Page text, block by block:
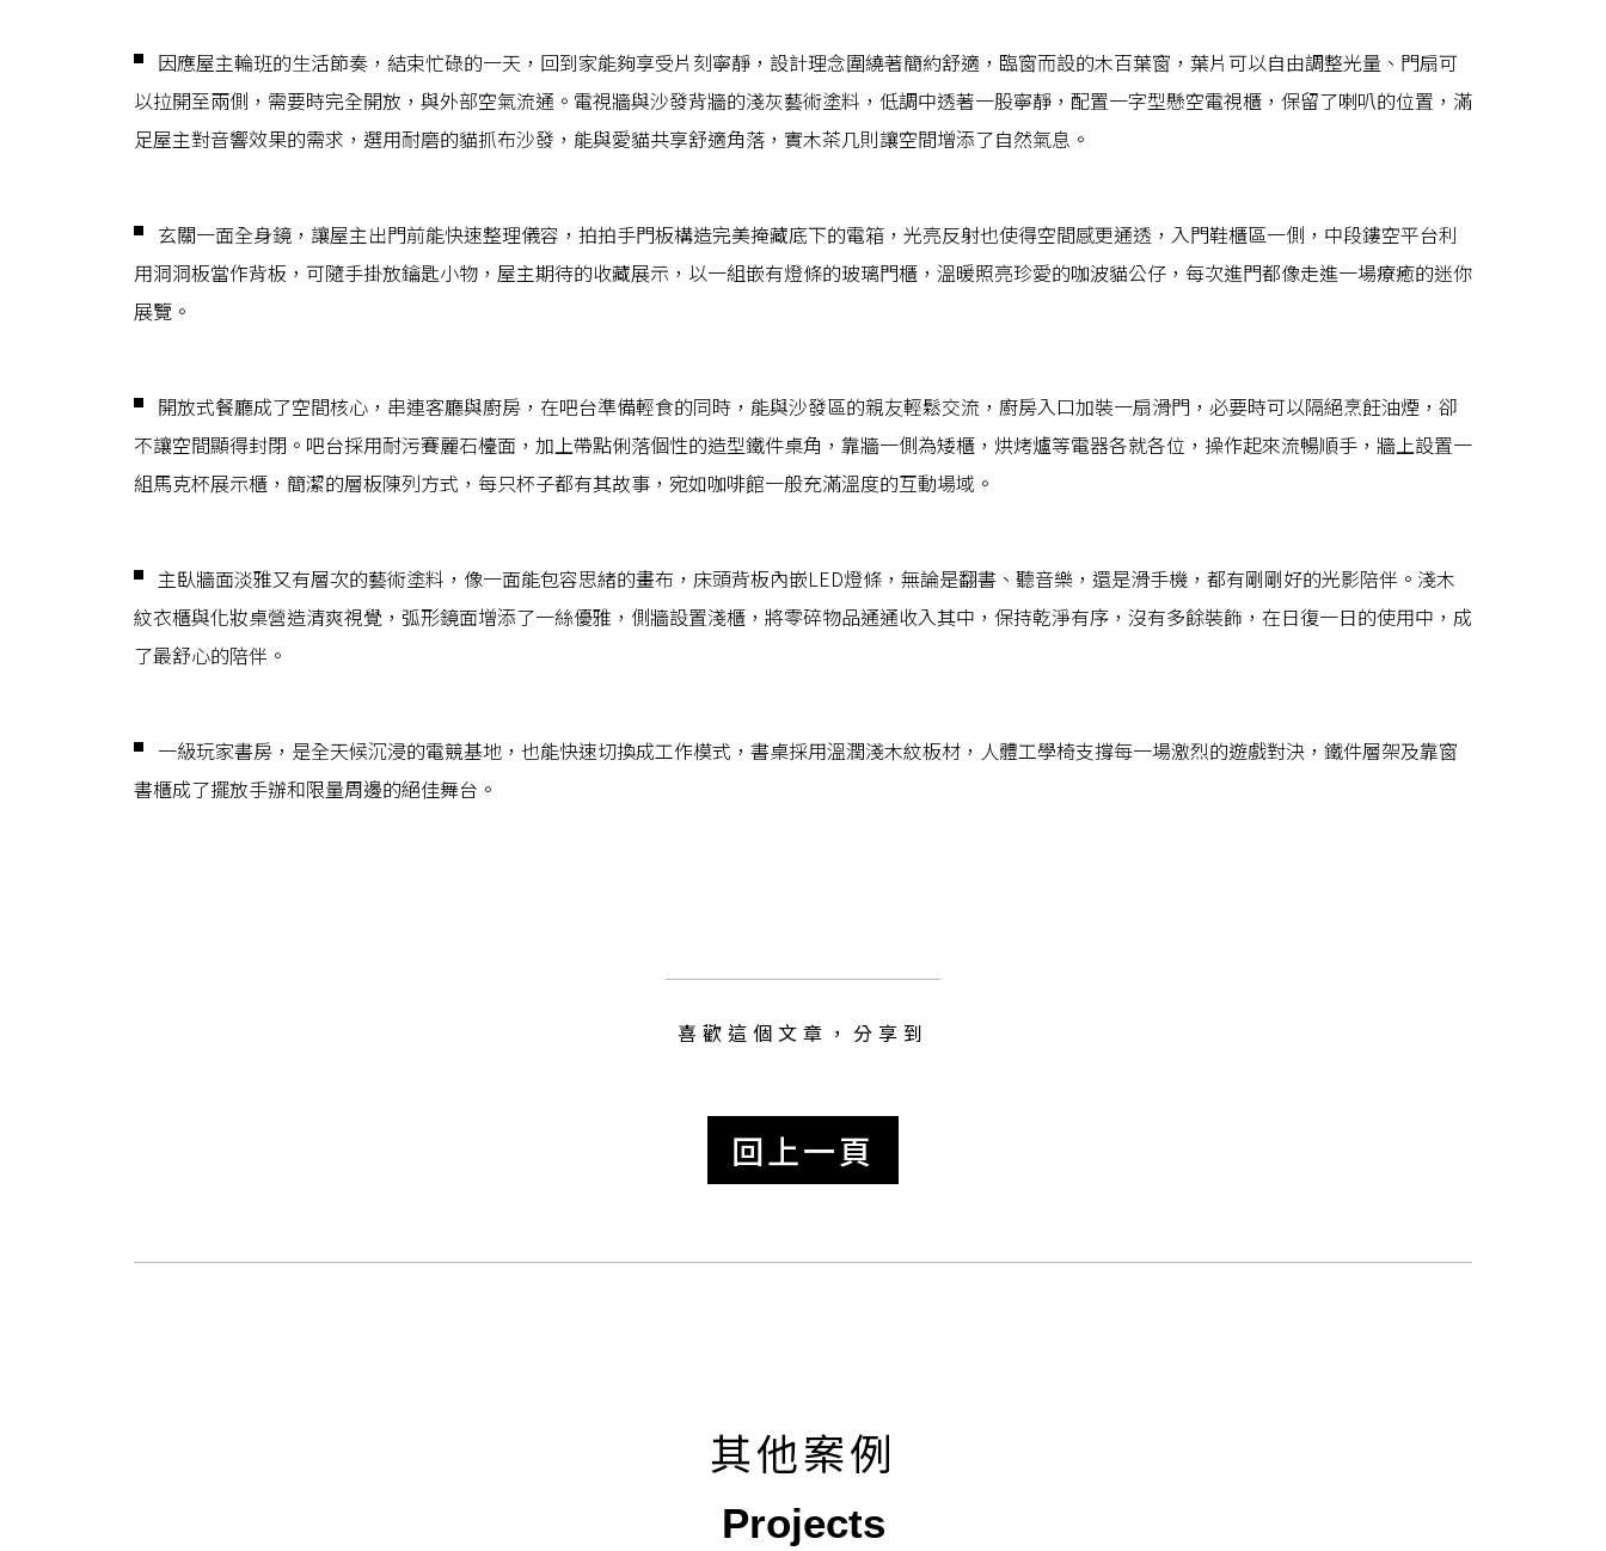
▘ 因應屋主輪班的生活節奏，結束忙碌的一天，回到家能夠享受片刻寧靜，設計理念圍繞著簡約舒適，臨窗而設的木百葉窗，葉片可以自由調整光量、門扇可
以拉開至兩側，需要時完全開放，與外部空氣流通。電視牆與沙發背牆的淺灰藝術塗料，低調中透著一股寧靜，配置一字型懸空電視櫃，保留了喇叭的位置，滿
足屋主對音響效果的需求，選用耐磨的貓抓布沙發，能與愛貓共享舒適角落，實木茶几則讓空間增添了自然氣息。
▘ 玄關一面全身鏡，讓屋主出門前能快速整理儀容，拍拍手門板構造完美掩藏底下的電箱，光亮反射也使得空間感更通透，入門鞋櫃區一側，中段鏤空平台利
用洞洞板當作背板，可隨手掛放鑰匙小物，屋主期待的收藏展示，以一組嵌有燈條的玻璃門櫃，溫暖照亮珍愛的咖波貓公仔，每次進門都像走進一場療癒的迷你
展覽。
▘ 開放式餐廳成了空間核心，串連客廳與廚房，在吧台準備輕食的同時，能與沙發區的親友輕鬆交流，廚房入口加裝一扇滑門，必要時可以隔絕烹飪油煙，卻
不讓空間顯得封閉。吧台採用耐污賽麗石檯面，加上帶點俐落個性的造型鐵件桌角，靠牆一側為矮櫃，烘烤爐等電器各就各位，操作起來流暢順手，牆上設置一
組馬克杯展示櫃，簡潔的層板陳列方式，每只杯子都有其故事，宛如咖啡館一般充滿溫度的互動場域。
▘ 主臥牆面淡雅又有層次的藝術塗料，像一面能包容思緒的畫布，床頭背板內嵌LED燈條，無論是翻書、聽音樂，還是滑手機，都有剛剛好的光影陪伴。淺木
紋衣櫃與化妝桌營造清爽視覺，弧形鏡面增添了一絲優雅，側牆設置淺櫃，將零碎物品通通收入其中，保持乾淨有序，沒有多餘裝飾，在日復一日的使用中，成
了最舒心的陪伴。
▘ 一級玩家書房，是全天候沉浸的電競基地，也能快速切換成工作模式，書桌採用溫潤淺木紋板材，人體工學椅支撐每一場激烈的遊戲對決，鐵件層架及靠窗
書櫃成了擺放手辦和限量周邊的絕佳舞台。
喜歡這個文章，分享到
回上一頁
其他案例
Projects